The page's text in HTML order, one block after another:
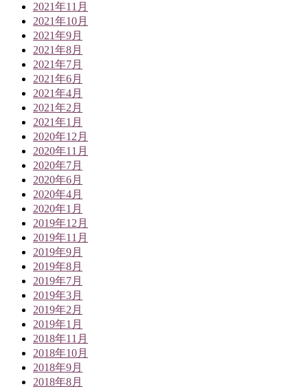
2021年11月
2021年10月
2021年9月
2021年8月
2021年7月
2021年6月
2021年4月
2021年2月
2021年1月
2020年12月
2020年11月
2020年7月
2020年6月
2020年4月
2020年1月
2019年12月
2019年11月
2019年9月
2019年8月
2019年7月
2019年3月
2019年2月
2019年1月
2018年11月
2018年10月
2018年9月
2018年8月